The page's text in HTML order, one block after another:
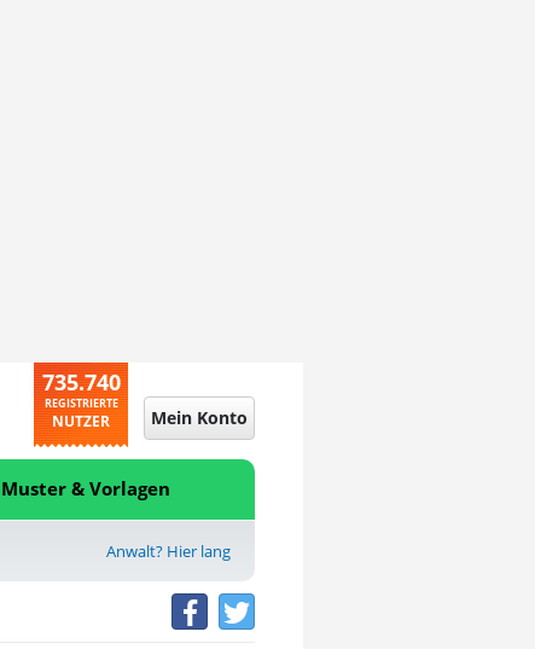
735.740
REGISTRIERTE
NUTZER Mein Konto
Muster & Vorlagen
Anwalt? Hier lang